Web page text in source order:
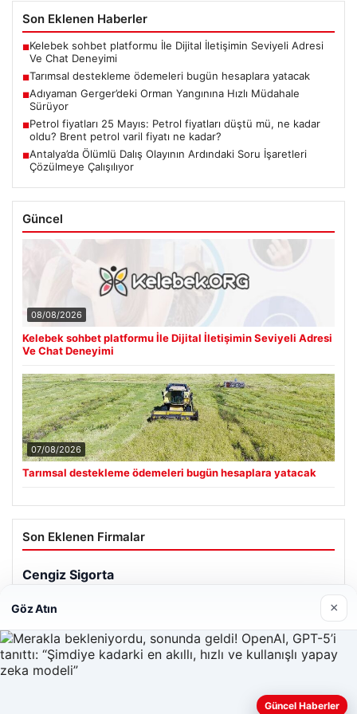
Son Eklenen Haberler
■Kelebek sohbet platformu İle Dijital İletişimin Seviyeli Adresi
Ve Chat Deneyimi
■Tarımsal destekleme ödemeleri bugün hesaplara yatacak
■Adıyaman Gerger’deki Orman Yangınına Hızlı Müdahale
Sürüyor
■Petrol fiyatları 25 Mayıs: Petrol fiyatları düştü mü, ne kadar
oldu? Brent petrol varil fiyatı ne kadar?
■Antalya’da Ölümlü Dalış Olayının Ardındaki Soru İşaretleri
Çözülmeye Çalışılıyor
Güncel
08/08/2026
Kelebek sohbet platformu İle Dijital İletişimin Seviyeli Adresi
Ve Chat Deneyimi
07/08/2026
Tarımsal destekleme ödemeleri bugün hesaplara yatacak
Son Eklenen Firmalar
Göz Atın ×
Güncel Haberler